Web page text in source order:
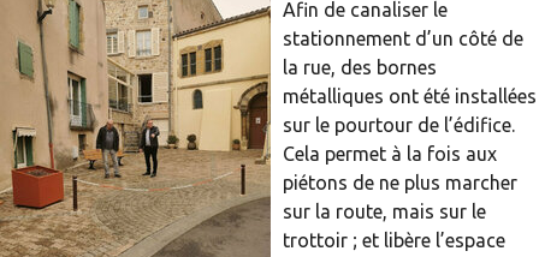
Afin de canaliser le
stationnement d’un côté de
la rue, des bornes
métalliques ont été installées
sur le pourtour de l’édifice.
Cela permet à la fois aux
piétons de ne plus marcher
sur la route, mais sur le
trottoir ; et libère l’espace